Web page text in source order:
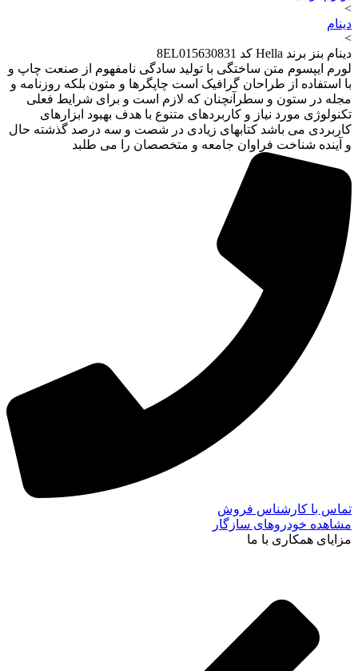
>
دینام
>
دینام بنز برند Hella کد 8EL015630831
لورم ایپسوم متن ساختگی با تولید سادگی نامفهوم از صنعت چاپ و
با استفاده از طراحان گرافیک است چاپگرها و متون بلکه روزنامه و
مجله در ستون و سطرآنچنان که لازم است و برای شرایط فعلی
تکنولوژی مورد نیاز و کاربردهای متنوع با هدف بهبود ابزارهای
کاربردی می باشد کتابهای زیادی در شصت و سه درصد گذشته حال
و آینده شناخت فراوان جامعه و متخصصان را می طلبد
تماس با کارشناس فروش
مشاهده خودروهای سازگار
مزایای همکاری با ما